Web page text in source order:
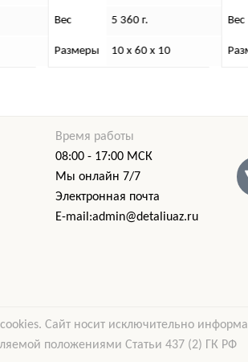
Вес 7,6 (кг)
Размеры 115х12х12
Вес
Время работы
08:00 - 17:00 МСК
Мы онлайн 7/7
Электронная почта
E-mail:admin@detaliuaz.ru
Сайт носит исключительно
положениями Статьи 437 (2) ГК РФ